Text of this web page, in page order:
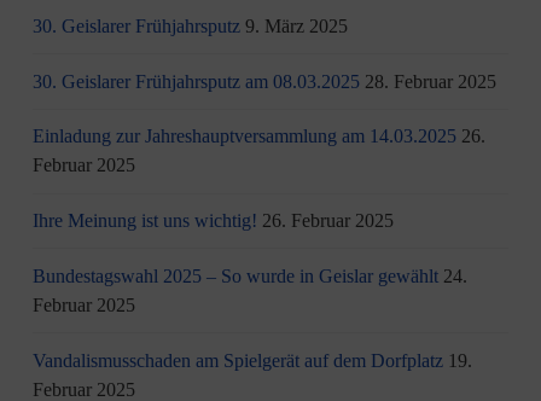
30. Geislarer Frühjahrsputz 9. März 2025
30. Geislarer Frühjahrsputz am 08.03.2025 28. Februar 2025
Einladung zur Jahreshauptversammlung am 14.03.2025 26.
Februar 2025
Ihre Meinung ist uns wichtig! 26. Februar 2025
Bundestagswahl 2025 – So wurde in Geislar gewählt 24.
Februar 2025
Vandalismusschaden am Spielgerät auf dem Dorfplatz 19.
Februar 2025